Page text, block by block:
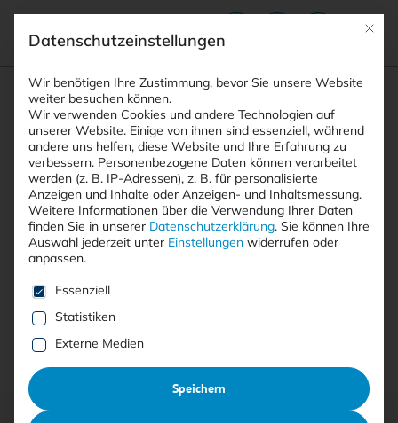
Suchfeld
Suchen
Breadcrumb-Navigation
STARTSEITE AUTOREN STEFAN VOLLMER
Alle Beiträge von Stefan
Vollmer
Mit
Datenschutzeinstellungen
Wir benötigen Ihre Zustimmung, bevor Sie unsere Website
weiter besuchen können.
Wir verwenden Cookies und andere Technologien auf
unserer Website. Einige von ihnen sind essenziell, während
andere uns helfen, diese Website und Ihre Erfahrung zu
verbessern. Personenbezogene Daten können verarbeitet
werden (z. B. IP-Adressen), z. B. für personalisierte
Anzeigen und Inhalte oder Anzeigen- und Inhaltsmessung.
Weitere Informationen über die Verwendung Ihrer Daten
finden Sie in unserer Datenschutzerklärung. Sie können Ihre
Auswahl jederzeit unter Einstellungen widerrufen oder
anpassen.
Es folgt eine Liste der Service-Gruppen, für die eine
Essenziell
Statistiken
Externe Medien
Speichern